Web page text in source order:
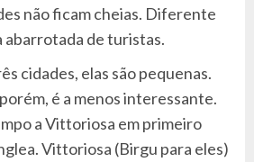
não ficam cheias. Diferente
abarrotada de turistas.
cidades, elas são pequenas.
é a menos interessante.
a Vittoriosa em primeiro
Vittoriosa (Birgu para eles)